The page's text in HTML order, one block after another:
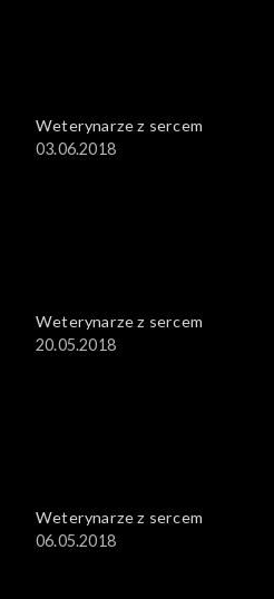
Weterynarze z sercem
03.06.2018
Weterynarze z sercem
20.05.2018
Weterynarze z sercem
06.05.2018